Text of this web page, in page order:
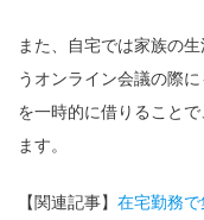
また、自宅では家族の
うオンライン会議の際
を一時的に借りること
ます。
【関連記事】 在宅勤務